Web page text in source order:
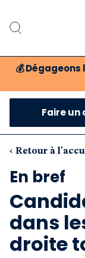
💰 Dégageons
Faire un
‹ Retour à
En bref
dans
droite